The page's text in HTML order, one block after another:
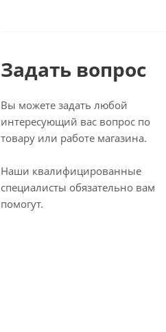
Задать вопрос
Вы можете задать любой
интересующий вас вопрос по
товару или работе магазина.
Наши квалифицированные
специалисты обязательно вам
помогут.